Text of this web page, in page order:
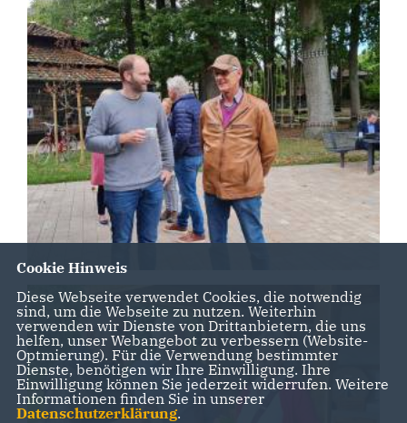
Cookie Hinweis
Diese Webseite verwendet Cookies, die notwendig
sind, um die Webseite zu nutzen. Weiterhin
verwenden wir Dienste von Drittanbietern, die uns
helfen, unser Webangebot zu verbessern (Website-
Optmierung). Für die Verwendung bestimmter
Dienste, benötigen wir Ihre Einwilligung. Ihre
Einwilligung können Sie jederzeit widerrufen. Weitere
Informationen finden Sie in unserer
Datenschutzerklärung.